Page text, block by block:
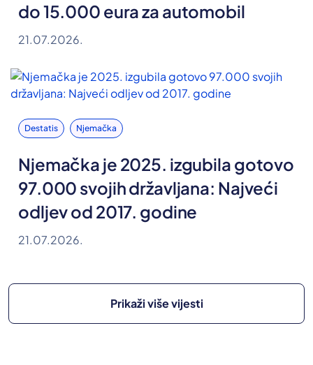
do 15.000 eura za automobil
21.07.2026.
Destatis Njemačka
Njemačka je 2025. izgubila gotovo
97.000 svojih državljana: Najveći
odljev od 2017. godine
21.07.2026.
Prikaži više vijesti